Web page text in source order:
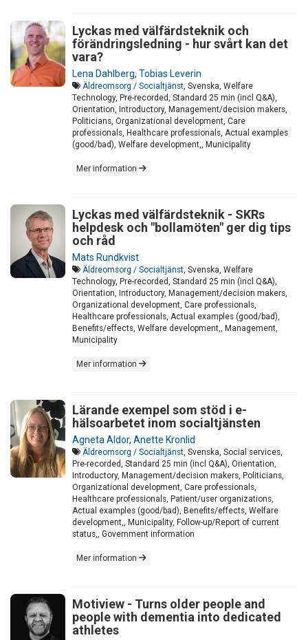
Lyckas med välfärdsteknik och
förändringsledning - hur svårt kan det
vara?
Lena Dahlberg, Tobias Leverin
Äldreomsorg / Socialtjänst, Svenska, Welfare
Technology, Pre-recorded, Standard 25 min (incl Q&A),
Orientation, Introductory, Management/decision makers,
Politicians, Organizational development, Care
professionals, Healthcare professionals, Actual examples
(good/bad), Welfare development,, Municipality
Mer information
Lyckas med välfärdsteknik - SKRs
helpdesk och "bollamöten" ger dig tips
och råd
Mats Rundkvist
Äldreomsorg / Socialtjänst, Svenska, Welfare
Technology, Pre-recorded, Standard 25 min (incl Q&A),
Orientation, Introductory, Management/decision makers,
Organizational development, Care professionals,
Healthcare professionals, Actual examples (good/bad),
Benefits/effects, Welfare development,, Management,
Municipality
Mer information
Lärande exempel som stöd i e-
hälsoarbetet inom socialtjänsten
Agneta Aldor, Anette Kronlid
Äldreomsorg / Socialtjänst, Svenska, Social services,
Pre-recorded, Standard 25 min (incl Q&A), Orientation,
Introductory, Management/decision makers, Politicians,
Organizational development, Care professionals,
Healthcare professionals, Patient/user organizations,
Actual examples (good/bad), Benefits/effects, Welfare
development,, Municipality, Follow-up/Report of current
status,, Government information
Mer information
Motiview - Turns older people and
people with dementia into dedicated
athletes